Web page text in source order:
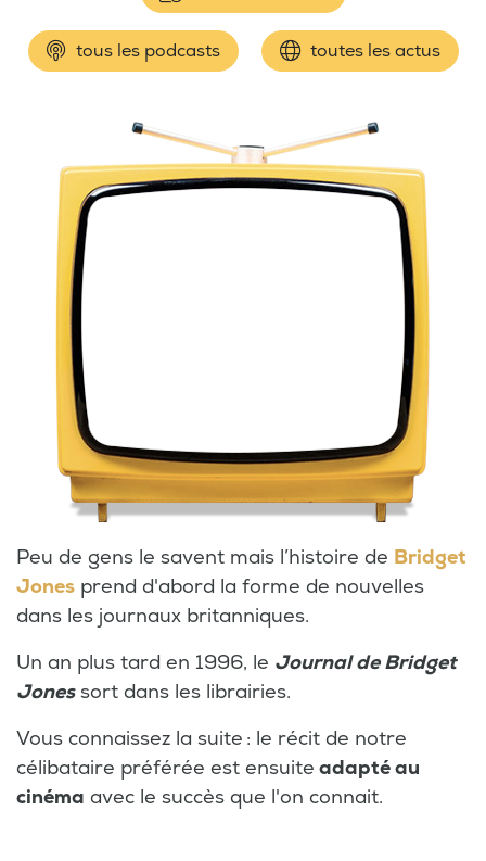
tous les podcasts toutes les actus
Peu de gens le savent mais l’histoire de Bridget
Jones prend d'abord la forme de nouvelles
dans les journaux britanniques.
Un an plus tard en 1996, le Journal de Bridget
Jonessort dans les librairies.
Vous connaissez la suite : le récit de notre
célibataire préférée est ensuite adapté au
cinéma avec le succès que l'on connait.